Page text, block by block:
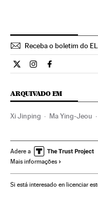
Receba o boletim do
Internacional El País
Internacional El
Internacional
ARQUIVADO EM
Xi Jinping Ma Ying-Jeou
Adere a
Mais informações
Si está interesado en licenciar